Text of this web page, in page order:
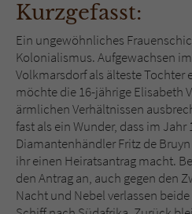
Kurzgefasst:
Ein ungewöhnliches
Kolonialismus. Aufgewachsen
Volkmarsdorf als älteste Tochter
möchte die 16-jährige Elisabeth
ärmlichen Verhältnissen
fast als ein Wunder, dass im Jahr
Diamantenhändler Fritz de
ihr einen Heiratsantrag macht.
den Antrag an, auch gegen den
Nacht und Nebel verlassen
Sicherheitscode
überprüfen.